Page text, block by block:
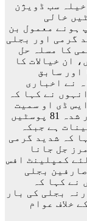
سب ڈویژن
خالی
ہونے معمول بن
گرمی اور بجلی
کا مسلہ حل
ان خیالات کا
اور سابق
نے اخباری
نے کہا کہ
ڈی او سمیت
لائن مینوں اوردیگر عملہ کی کل منظور شدہ 81 پوسٹیں
تعینات ہے جبکہ
کہا کہ شدید گرمی
جل جانا
کمپلینٹ افس
بجلی
نے کہا کہ
بجلی کی بار
خلاف عوام